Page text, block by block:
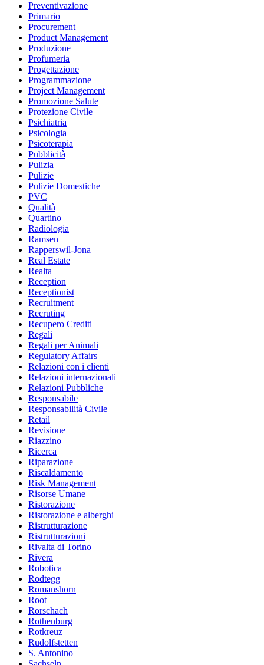
Preventivazione
Primario
Procurement
Product Management
Produzione
Profumeria
Progettazione
Programmazione
Project Management
Promozione Salute
Protezione Civile
Psichiatria
Psicologia
Psicoterapia
Pubblicità
Pulizia
Pulizie
Pulizie Domestiche
PVC
Qualità
Quartino
Radiologia
Ramsen
Rapperswil-Jona
Real Estate
Realta
Reception
Receptionist
Recruitment
Recruting
Recupero Crediti
Regali
Regali per Animali
Regulatory Affairs
Relazioni con i clienti
Relazioni internazionali
Relazioni Pubbliche
Responsabile
Responsabilità Civile
Retail
Revisione
Riazzino
Ricerca
Riparazione
Riscaldamento
Risk Management
Risorse Umane
Ristorazione
Ristorazione e alberghi
Ristrutturazione
Ristrutturazioni
Rivalta di Torino
Rivera
Robotica
Rodtegg
Romanshorn
Root
Rorschach
Rothenburg
Rotkreuz
Rudolfstetten
S. Antonino